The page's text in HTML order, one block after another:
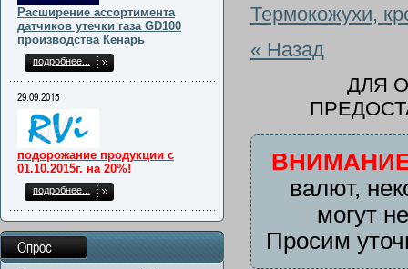
Термокожухи,
« Назад
ДЛЯ
валют,
могут
Просим
Расширение ассортимента
датчиков утечки газа GD100
производства Кенарь
подробнее...
29.09.2015
подорожание продукции с
01.10.2015г. на 20%!
подробнее...
Опрос